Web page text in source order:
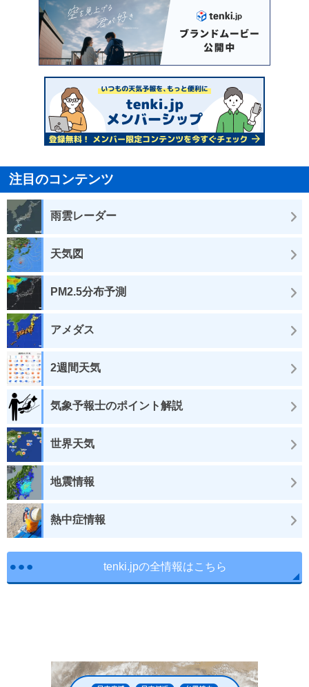
注目のコンテンツ
雨雲レーダー
天気図
PM2.5分布予測
アメダス
2週間天気
気象予報士のポイント解説
世界天気
地震情報
熱中症情報
tenki.jpの全情報はこちら